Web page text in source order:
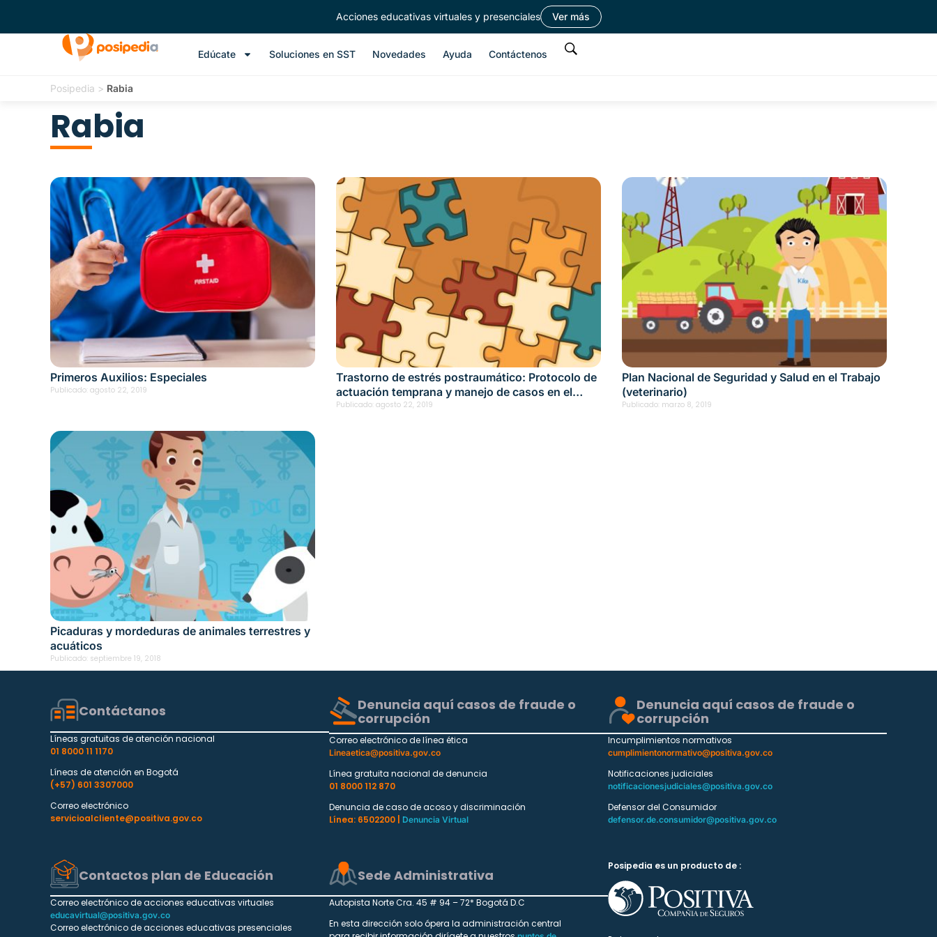
Acciones educativas virtuales y presenciales Ver más
Edúcate Soluciones en SST Novedades Ayuda Contáctenos
Posipedia > Rabia
Rabia
Primeros Auxilios: Especiales
Publicado: agosto 22, 2019
Trastorno de estrés postraumático: Protocolo de
actuación temprana y manejo de casos en el
entorno laboral
Publicado: agosto 22, 2019
Plan Nacional de Seguridad y Salud en el Trabajo
(veterinario)
Publicado: marzo 8, 2019
Picaduras y mordeduras de animales terrestres y
acuáticos
Publicado: septiembre 19, 2018
Contáctanos
Líneas gratuitas de atención nacional
01 8000 11 1170
Líneas de atención en Bogotá
(+57) 601 3307000
Correo electrónico
servicioalcliente@positiva.gov.co
Denuncia aquí casos de fraude o
corrupción
Correo electrónico de línea ética
Lineaetica@positiva.gov.co
Línea gratuita nacional de denuncia
01 8000 112 870
Denuncia de caso de acoso y discriminación
Línea: 6502200 |
Denuncia Virtual
Denuncia aquí casos de fraude o
corrupción
Incumplimientos normativos
cumplimientonormativo@positiva.gov.co
Notificaciones judiciales
notificacionesjudiciales@positiva.gov.co
Defensor del Consumidor
defensor.de.consumidor@positiva.gov.co
Contactos plan de Educación
Correo electrónico de acciones educativas virtuales
educavirtual@positiva.gov.co
Correo electrónico de acciones educativas presenciales
Sede Administrativa
Autopista Norte Cra. 45 # 94 – 72* Bogotá D.C
En esta dirección solo ópera la administración central
Posipedia es un producto de :